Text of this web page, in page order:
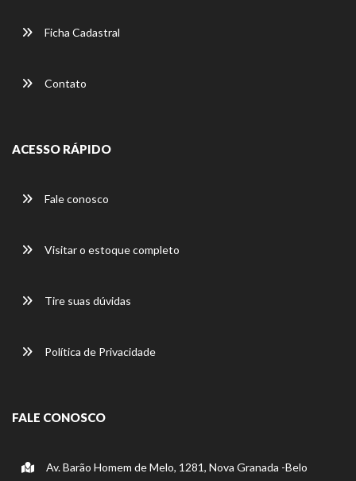
Ficha Cadastral
Contato
ACESSO RÁPIDO
Fale conosco
Visitar o estoque completo
Tire suas dúvidas
Política de Privacidade
FALE CONOSCO
Av. Barão Homem de Melo, 1281, Nova Granada -Belo